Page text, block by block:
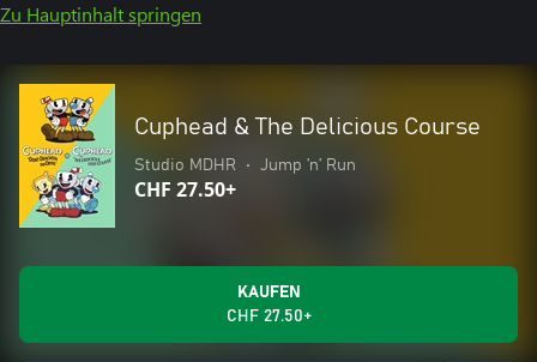
Zu Hauptinhalt springen
Cuphead & The Delicious Course
Studio MDHR • Jump ’n’ Run
CHF 27.50+
KAUFEN
CHF 27.50+